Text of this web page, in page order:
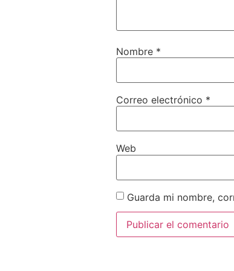
Nombre *
Correo electrónico *
Web
Guarda mi nombre,